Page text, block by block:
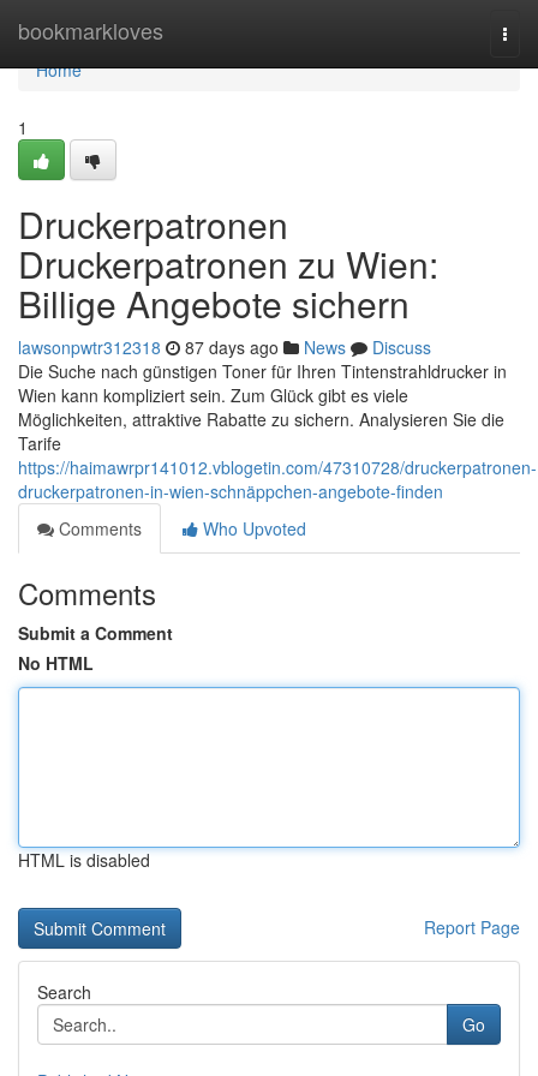
bookmarkloves
Home
Home
1
Druckerpatronen
Druckerpatronen zu Wien:
Billige Angebote sichern
lawsonpwtr312318 87 days ago News
Discuss
Die Suche nach günstigen Toner für Ihren Tintenstrahldrucker in
Wien kann kompliziert sein. Zum Glück gibt es viele
Möglichkeiten, attraktive Rabatte zu sichern. Analysieren Sie die
Tarife
https://haimawrpr141012.vblogetin.com/47310728/druckerpatronen-
druckerpatronen-in-wien-schnäppchen-angebote-finden
Comments
Who Upvoted
Comments
Submit a Comment
No HTML
HTML is disabled
Report Page
Search
Go